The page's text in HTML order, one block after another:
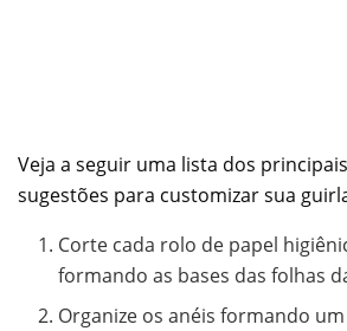
Veja a seguir uma lista dos
sugestões para customizar sua
Corte cada rolo de papel
formando as bases das folhas
Organize os anéis formando